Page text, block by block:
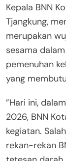
​Kepala BNN
Tjangkung,
merupakan
sesama
pemenuhan
yang
​”Hari ini,
2026, BNN
kegiatan.
rekan-rekan